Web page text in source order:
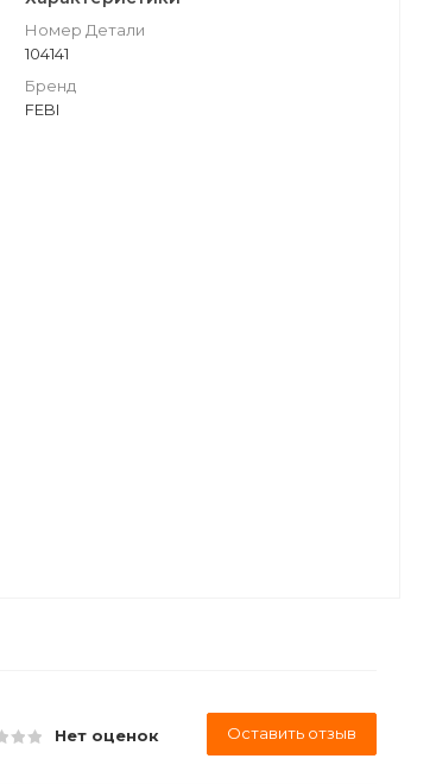
Номер Детали
104141
Бренд
FEBI
Нет оценок Оставить отзыв